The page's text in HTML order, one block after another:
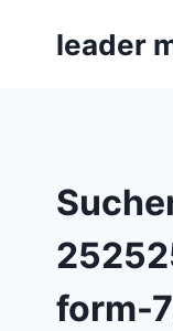
leader
form-